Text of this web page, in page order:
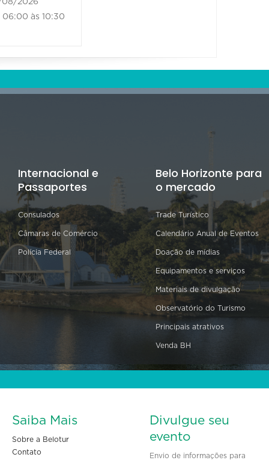
às 10:30
Internacional e
Passaportes
Consulados
Câmaras de Comércio
Polícia Federal
Belo Horizonte para
o mercado
Trade Turístico
Calendário Anual de Eventos
Doação de mídias
Equipamentos e serviços
Materiais de divulgação
Observatório do Turismo
Principais atrativos
Venda BH
Saiba Mais
Sobre a Belotur
Contato
Divulgue seu
evento
Envio de informações para